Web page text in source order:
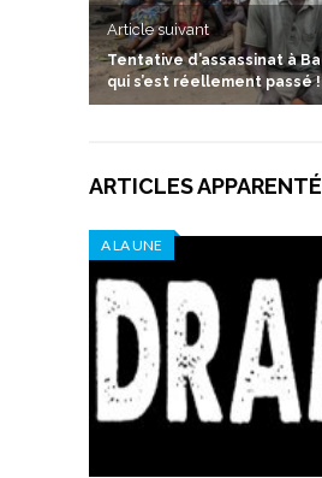
Article suivant
Tentative d’assassinat à
qui s’est réellement passé !
ARTICLES
A LA UNE